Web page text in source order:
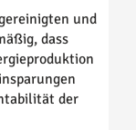
und
dass
der